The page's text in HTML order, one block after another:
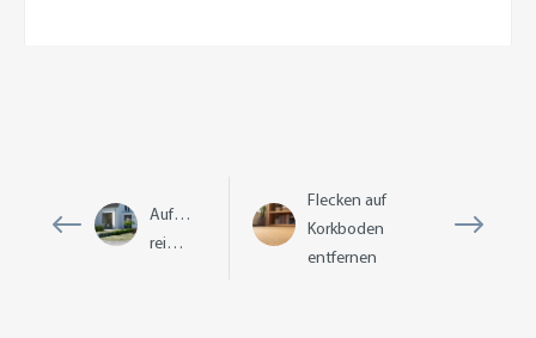
Auffahrt
reinigen
Flecken auf
Korkboden
entfernen